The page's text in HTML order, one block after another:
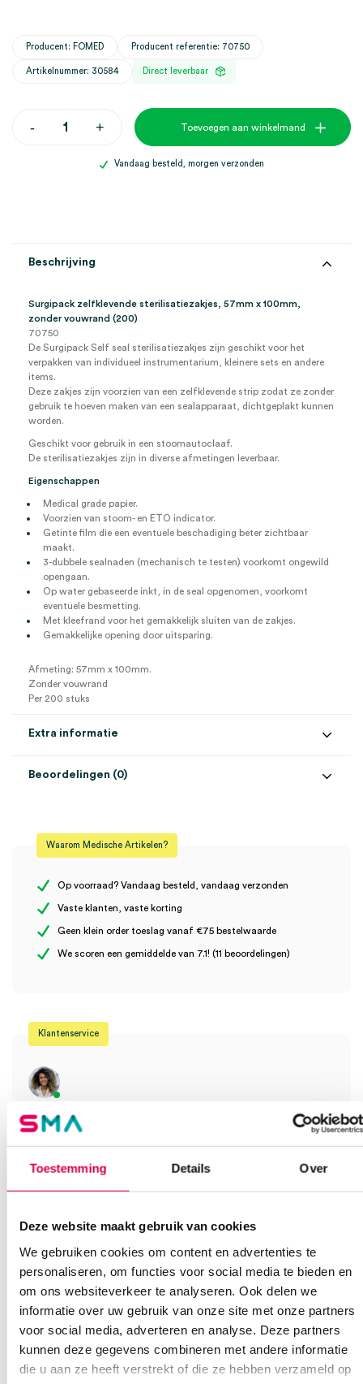
Toestemming Details Over
Deze website maakt gebruik van cookies
We gebruiken cookies om content en advertenties te
personaliseren, om functies voor social media te bieden en
om ons websiteverkeer te analyseren. Ook delen we
informatie over uw gebruik van onze site met onze partners
voor social media, adverteren en analyse. Deze partners
kunnen deze gegevens combineren met andere informatie
die u aan ze heeft verstrekt of die ze hebben verzameld op
Producent: FOMED Producent referentie: 70750
Artikelnummer: 30584 Direct leverbaar
-Surgipack
+ Toevoegen aan winkelmand
Vandaag besteld, morgen verzonden
Beschrijving
Surgipack zelfklevende sterilisatiezakjes, 57mm x 100mm,
zonder vouwrand (200)
70750
De Surgipack Self seal sterilisatiezakjes zijn geschikt voor het
verpakken van individueel instrumentarium, kleinere sets en andere
items.
Deze zakjes zijn voorzien van een zelfklevende strip zodat ze zonder
gebruik te hoeven maken van een sealapparaat, dichtgeplakt kunnen
worden.
Geschikt voor gebruik in een stoomautoclaaf.
De sterilisatiezakjes zijn in diverse afmetingen leverbaar.
Eigenschappen
Medical grade papier.
Voorzien van stoom- en ETO indicator.
Getinte film die een eventuele beschadiging beter zichtbaar
maakt.
3-dubbele sealnaden (mechanisch te testen) voorkomt ongewild
opengaan.
Op water gebaseerde inkt, in de seal opgenomen, voorkomt
eventuele besmetting.
Met kleefrand voor het gemakkelijk sluiten van de zakjes.
Gemakkelijke opening door uitsparing.
Afmeting: 57mm x 100mm.
Zonder vouwrand
Per 200 stuks
Extra informatie
Steriel onsteriel
Uitvoering
Beoordelingen (0)
Er zijn nog geen beoordelingen.
57mm x 100mm, zonder vouwrand (200)” te beoordelen
Waarom Medische Artikelen?
Op voorraad? Vandaag besteld, vandaag verzonden
Vaste klanten, vaste korting
Geen klein order toeslag vanaf €75 bestelwaarde
We scoren een gemiddelde van 7.1! (11 beoordelingen)
Klantenservice
Heb je een vraag?
Vind je antwoord snel en makkelijk op onze klantenservice pagina.
Of contacteer ons via een van de onderstaande opties.
08:30 tot 17:00